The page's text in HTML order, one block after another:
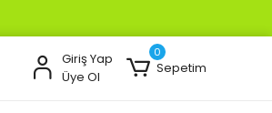
Giriş Yap
Üye Ol
0
Sepetim